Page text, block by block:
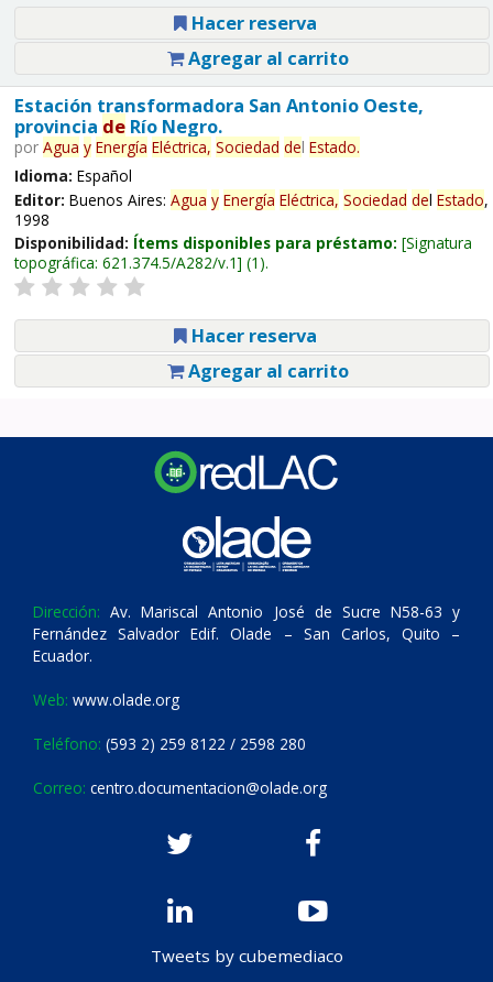
Hacer reserva
Agregar al carrito
Estación transformadora San Antonio Oeste,
provincia deRío Negro.
por Agua y Energía Eléctrica, Sociedad del Estado.
Idioma: Español
Editor: Buenos Aires: Agua y Energía Eléctrica, Sociedad del Estado,
1998
Disponibilidad: Ítems disponibles para préstamo: Signatura
topográfica: 621.374.5/A282/v.1 (1).
Hacer reserva
Agregar al carrito
Dirección: Av. Mariscal Antonio José de Sucre N58-63 y
Fernández Salvador Edif. Olade – San Carlos, Quito –
Ecuador.
Web: www.olade.org
Teléfono: (593 2) 259 8122 / 2598 280
Correo: centro.documentacion@olade.org
Tweets by cubemediaco